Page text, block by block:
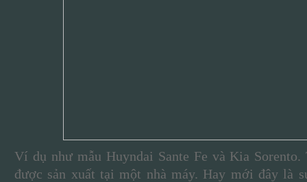
Ví dụ như mẫu Huyndai Sante Fe và Kia
được sản xuất tại một nhà máy. Hay mới đây là